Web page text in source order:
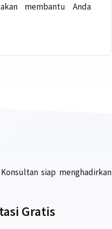
membantu Anda
siap menghadirkan
Gratis